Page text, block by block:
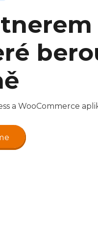
a WooCommerce